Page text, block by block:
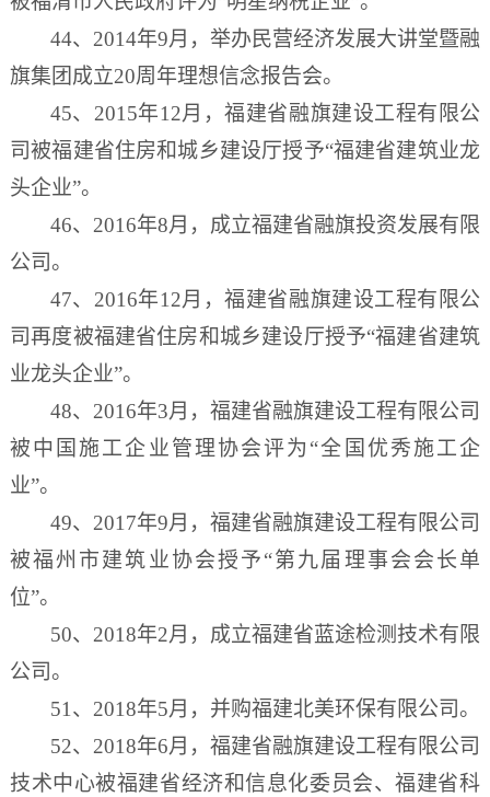
44、2014年9月，举办民营经济发展大讲堂暨融
旗集团成立20周年理想信念报告会。
45、2015年12月，福建省融旗建设工程有限公
司被福建省住房和城乡建设厅授予“福建省建筑业龙
头企业”。
46、2016年8月，成立福建省融旗投资发展有限
公司。
47、2016年12月，福建省融旗建设工程有限公
司再度被福建省住房和城乡建设厅授予“福建省建筑
业龙头企业”。
48、2016年3月，福建省融旗建设工程有限公司
被中国施工企业管理协会评为“全国优秀施工企
业”。
49、2017年9月，福建省融旗建设工程有限公司
被福州市建筑业协会授予“第九届理事会会长单
位”。
50、2018年2月，成立福建省蓝途检测技术有限
公司。
51、2018年5月，并购福建北美环保有限公司。
52、2018年6月，福建省融旗建设工程有限公司
技术中心被福建省经济和信息化委员会、福建省科